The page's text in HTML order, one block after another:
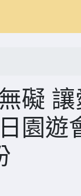
礙
園遊